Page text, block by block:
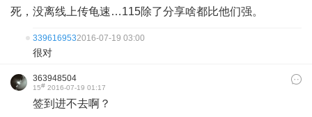
死，没离线上传龟速…115除了分享啥都比他们强。
3396169532016-07-19 03:00
很对
363948504
15# 2016-07-19 01:17
签到进不去啊？